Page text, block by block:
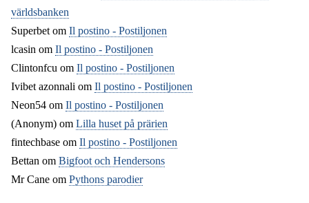
världsbanken
Superbet om Il postino - Postiljonen
lcasin om Il postino - Postiljonen
Clintonfcu om Il postino - Postiljonen
Ivibet azonnali om Il postino - Postiljonen
Neon54 om Il postino - Postiljonen
(Anonym) om Lilla huset på prärien
fintechbase om Il postino - Postiljonen
Bettan om Bigfoot och Hendersons
Mr Cane om Pythons parodier